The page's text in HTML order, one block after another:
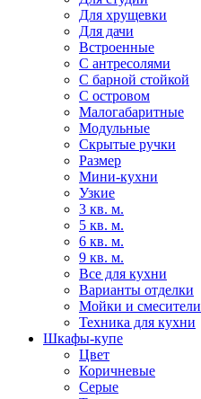
Для хрущевки
Для дачи
Встроенные
С антресолями
С барной стойкой
С островом
Малогабаритные
Модульные
Скрытые ручки
Размер
Мини-кухни
Узкие
3 кв. м.
5 кв. м.
6 кв. м.
9 кв. м.
Все для кухни
Варианты отделки
Мойки и смесители
Техника для кухни
Шкафы-купе
Цвет
Коричневые
Серые